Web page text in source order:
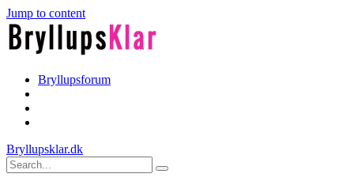
Jump to content
Bryllupsforum
Bryllupsklar.dk